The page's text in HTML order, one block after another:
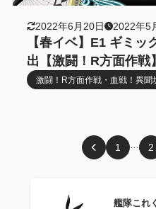
2022年6月20日 2022年5
【春イベ】E1 ギミ
出【激闘！R方面作戦】
激闘！R方面作戦・血戦！異
1 … 2
艦隊これ